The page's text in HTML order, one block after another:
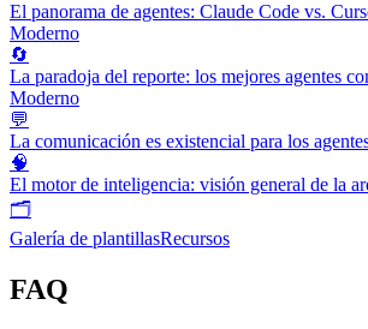
El panorama de agentes: Claude Code vs.
Moderno
🔄
La paradoja del reporte: los mejores agentes
Moderno
💬
La comunicación es existencial para los
🧠
El motor de inteligencia: visión general de la
🗂️
Galería de plantillasRecursos
FAQ